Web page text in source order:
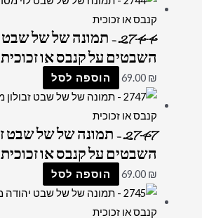
השבטים על קנבס או זכוכית
69.00 ₪ הוספה לסל
השבטים על קנבס או זכוכית
69.00 ₪ הוספה לסל